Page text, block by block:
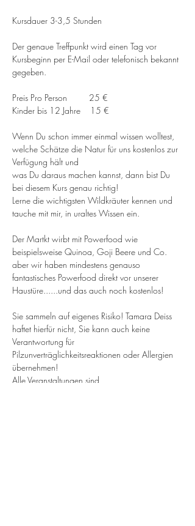
Kursdauer 3-3,5 Stunden
Der genaue Treffpunkt wird einen Tag vor
Kursbeginn per E-Mail oder telefonisch bekannt
gegeben.
Preis Pro Person         25 €
Kinder bis 12 Jahre    15 €
Wenn Du schon immer einmal wissen wolltest,
welche Schätze die Natur für uns kostenlos zur
Verfügung hält und
was Du daraus machen kannst, dann bist Du
bei diesem Kurs genau richtig!
Lerne die wichtigsten Wildkräuter kennen und
tauche mit mir, in uraltes Wissen ein.
Der Martkt wirbt mit Powerfood wie
beispielsweise Quinoa, Goji Beere und Co.
aber wir haben mindestens genauso
fantastisches Powerfood direkt vor unserer
Haustüre......und das auch noch kostenlos!
Sie sammeln auf eigenes Risiko! Tamara Deiss
haftet hierfür nicht, Sie kann auch keine
Verantwortung für
Pilzunverträglichkeitsreaktionen oder Allergien
übernehmen!
Alle Veranstaltungen sind